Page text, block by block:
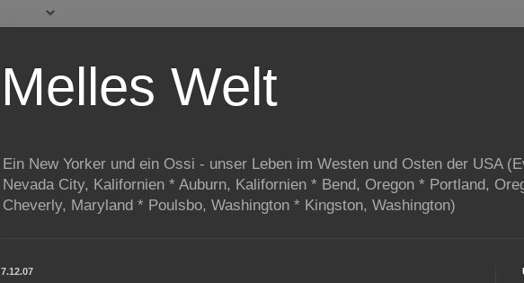
Melles Welt
Ein New Yorker und ein Ossi - unser Leben im Westen und Osten der USA
Nevada City, Kalifornien * Auburn, Kalifornien * Bend, Oregon * Portland,
Cheverly, Maryland * Poulsbo, Washington * Kingston, Washington)
7.12.07